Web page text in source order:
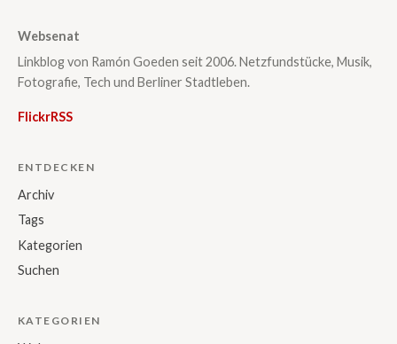
Websenat
Linkblog von Ramón Goeden seit 2006. Netzfundstücke, Musik,
Fotografie, Tech und Berliner Stadtleben.
FlickrRSS
ENTDECKEN
Archiv
Tags
Kategorien
Suchen
KATEGORIEN